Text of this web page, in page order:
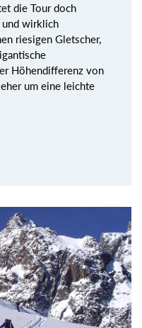
die Tour doch
und wirklich
riesigen Gletscher,
Höhendifferenz von
um eine leichte